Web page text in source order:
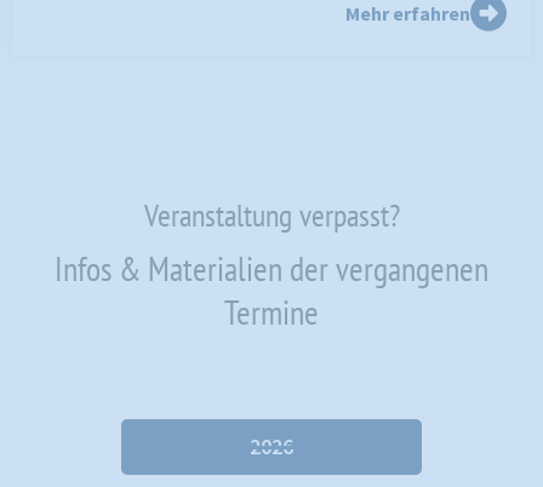
Mehr erfahren
Veranstaltung verpasst?
Infos & Materialien der vergangenen
Termine
2026